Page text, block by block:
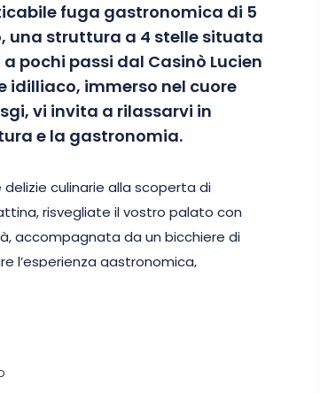
fuga gastronomica di 5
una struttura a 4 stelle situata
pochi passi dal Casinò Lucien
idilliaco, immerso nel cuore
vi invita a rilassarvi in
e la gastronomia.
culinarie alla scoperta di
risvegliate il vostro palato con
accompagnata da un bicchiere di
l’esperienza gastronomica,
pensione con sapori locali, senza